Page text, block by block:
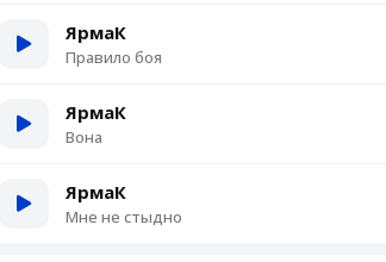
ЯрмаК
Правило боя
ЯрмаК
Вона
ЯрмаК
Мне не стыдно